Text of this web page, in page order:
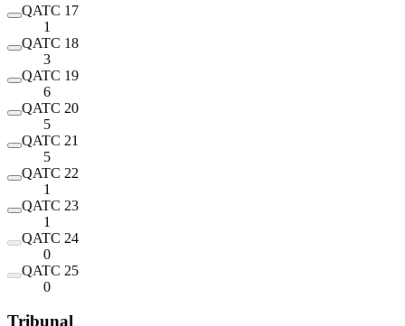
QATC 17
1
QATC 18
3
QATC 19
6
QATC 20
5
QATC 21
5
QATC 22
1
QATC 23
1
QATC 24
0
QATC 25
0
Tribunal